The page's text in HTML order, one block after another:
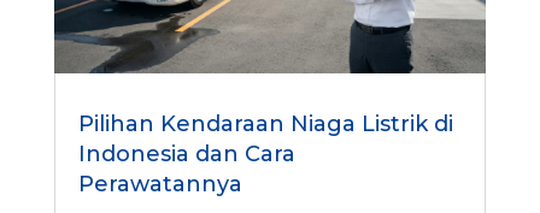
Pilihan Kendaraan Niaga Listrik di
Indonesia dan Cara
Perawatannya